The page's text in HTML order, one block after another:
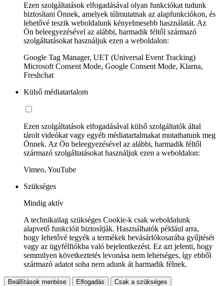
Ezen szolgáltatások elfogadásával olyan funkciókat tudunk
biztosítani Önnek, amelyek túlmutatnak az alapfunkciókon, és
lehetővé teszik weboldalunk kényelmesebb használatát. Az
Ön beleegyezésével az alábbi, harmadik féltől származó
szolgáltatásokat használjuk ezen a weboldalon:
Google Tag Manager, UET (Universal Event Tracking)
Microsoft Consent Mode, Google Consent Mode, Klarna,
Freshchat
Külső médiatartalom
Ezen szolgáltatások elfogadásával külső szolgáltatók által
tárolt videókat vagy egyéb médiatartalmakat mutathatunk meg
Önnek. Az Ön beleegyezésével az alábbi, harmadik féltől
származó szolgáltatásokat használjuk ezen a weboldalon:
Vimeo, YouTube
Szükséges
Mindig aktív
A technikailag szükséges Cookie-k csak weboldalunk
alapvető funkcióit biztosítják. Használhatók például arra,
hogy lehetővé tegyék a termékek bevásárlókosarába gyűjtését
vagy az ügyfélfiókba való bejelentkezést. Ez azt jelenti, hogy
semmilyen következtetés levonása nem lehetséges, így ebből
származó adatot soha nem adunk át harmadik félnek.
Beállítások mentése Elfogadás Csak a szükséges